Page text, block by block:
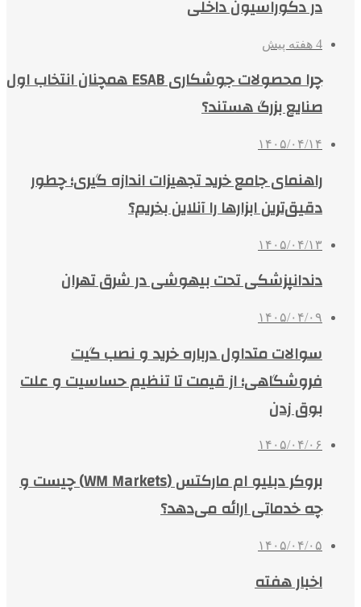
در دکوراسیون داخلی
4 هفته پیش
چرا محصولات جوشکاری ESAB همچنان انتخاب اول
صنایع بزرگ هستند؟
۱۴۰۵/۰۴/۱۴
راهنمای جامع خرید تجهیزات اندازه گیری؛ چطور
دقیق‌ترین ابزارها را آنلاین بخریم؟
۱۴۰۵/۰۴/۱۳
دندانپزشکی تحت بیهوشی در شرق تهران
۱۴۰۵/۰۴/۰۹
سوالات متداول درباره خرید و نصب گیت
فروشگاهی؛ از قیمت تا تنظیم حساسیت و علت
بوق زدن
۱۴۰۵/۰۴/۰۶
بروکر دبلیو ام مارکتس (WM Markets) چیست و
چه خدماتی ارائه می‌دهد؟
۱۴۰۵/۰۴/۰۵
اخبار هفته